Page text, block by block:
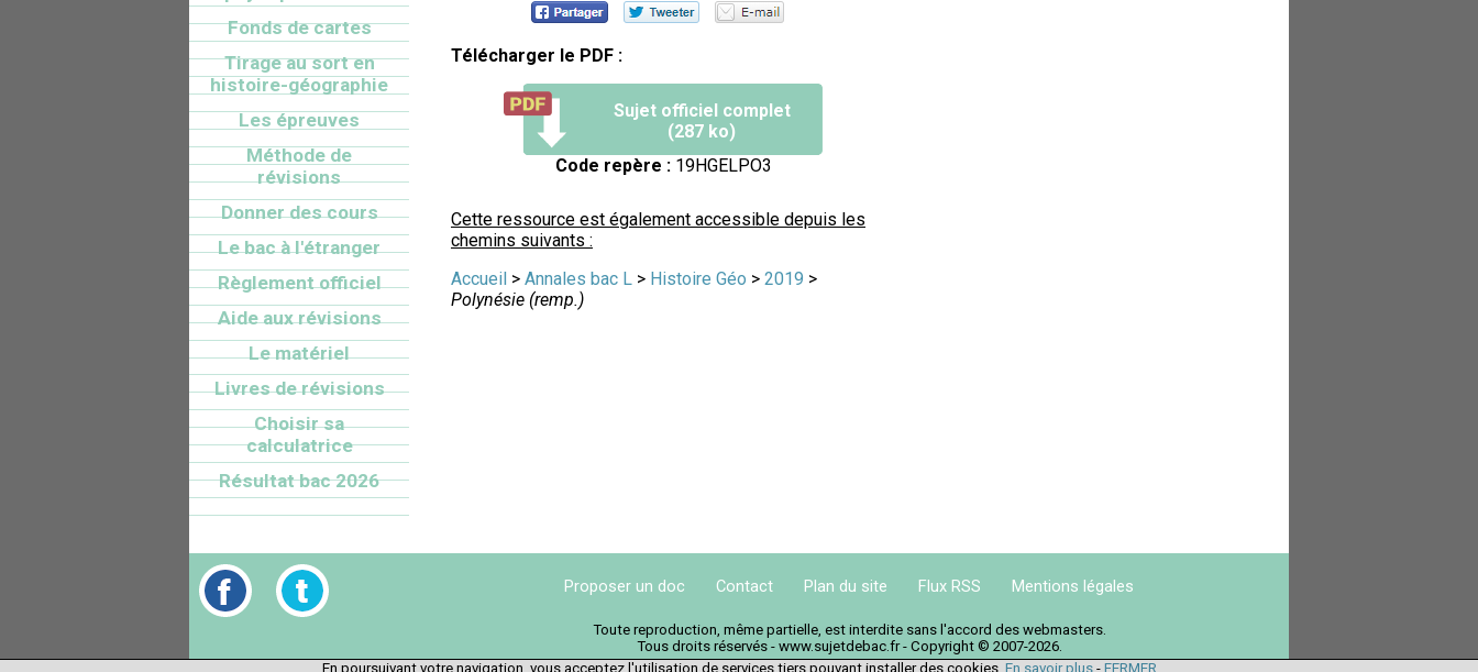
Télécharger le PDF :
Sujet officiel complet
(287 ko)
Code repère :19HGELPO3
Cette ressource est également accessible depuis les
chemins suivants :
Accueil > Annales bac L > Histoire Géo > 2019 >
Polynésie (remp.)
Fonds de cartes
Tirage au sort en
histoire-géographie
Les épreuves
Méthode de
révisions
Donner des cours
Le bac à l'étranger
Règlement officiel
Aide aux révisions
Le matériel
Livres de révisions
Choisir sa
calculatrice
Résultat bac 2026
Proposer un doc Contact Plan du site Flux RSS Mentions légales
Toute reproduction, même partielle, est interdite sans l'accord des webmasters.
Tous droits réservés - www.sujetdebac.fr - Copyright © 2007-2026.
En poursuivant votre navigation, vous acceptez l'utilisation de services tiers pouvant installer des cookies. En savoir plus- FERMER